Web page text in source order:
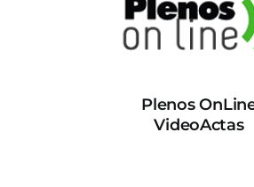
Plenos
VideoActas